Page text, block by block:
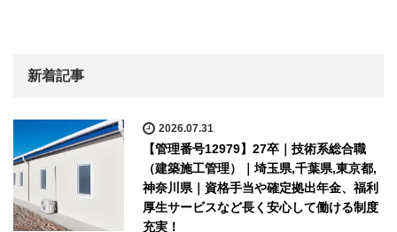
新着記事
2026.07.31
【管理番号12979】27卒｜技術系総合職
（建築施工管理）｜埼玉県,千葉県,東京都,
神奈川県｜資格手当や確定拠出年金、福利
厚生サービスなど長く安心して働ける制度
充実！